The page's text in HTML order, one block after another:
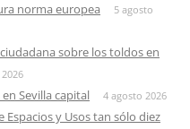
norma europea
5 agosto
sobre los toldos en
Sevilla capital 4 agosto 2026
y Usos tan sólo diez